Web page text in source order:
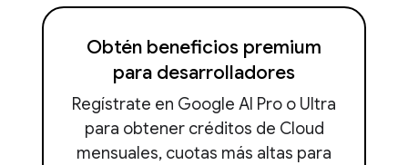
Obtén beneficios premium
para desarrolladores
Regístrate en Google AI Pro o Ultra
para obtener créditos de Cloud
mensuales, cuotas más altas para